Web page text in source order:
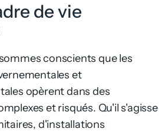
de vie
conscients que les
et
opèrent dans des
et risqués. Qu'il s'agisse
d'installations